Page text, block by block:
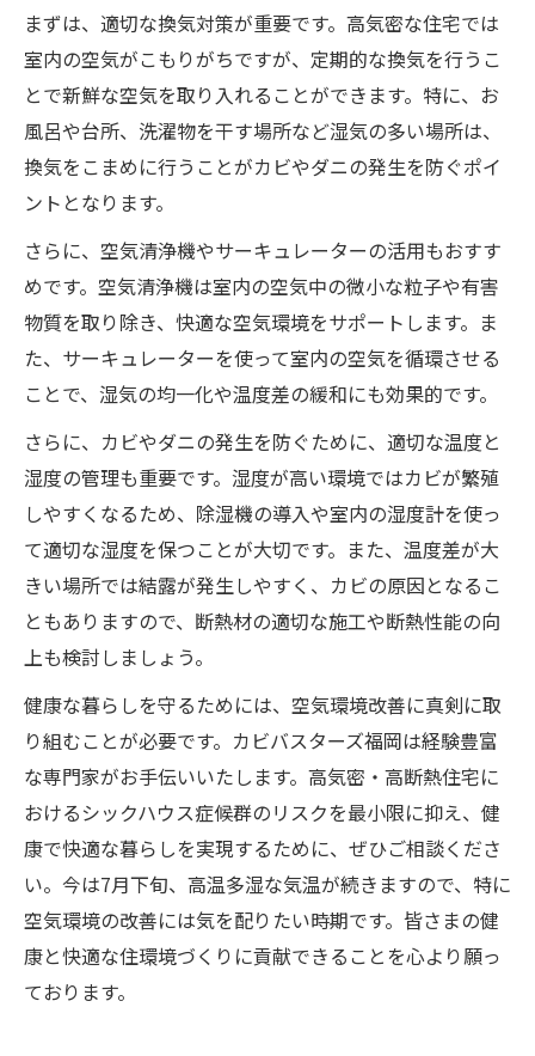
まずは、適切な換気対策が重要です。高気密な住宅では
室内の空気がこもりがちですが、定期的な換気を行うこ
とで新鮮な空気を取り入れることができます。特に、お
風呂や台所、洗濯物を干す場所など湿気の多い場所は、
換気をこまめに行うことがカビやダニの発生を防ぐポイ
ントとなります。
さらに、空気清浄機やサーキュレーターの活用もおすす
めです。空気清浄機は室内の空気中の微小な粒子や有害
物質を取り除き、快適な空気環境をサポートします。ま
た、サーキュレーターを使って室内の空気を循環させる
ことで、湿気の均一化や温度差の緩和にも効果的です。
さらに、カビやダニの発生を防ぐために、適切な温度と
湿度の管理も重要です。湿度が高い環境ではカビが繁殖
しやすくなるため、除湿機の導入や室内の湿度計を使っ
て適切な湿度を保つことが大切です。また、温度差が大
きい場所では結露が発生しやすく、カビの原因となるこ
ともありますので、断熱材の適切な施工や断熱性能の向
上も検討しましょう。
健康な暮らしを守るためには、空気環境改善に真剣に取
り組むことが必要です。カビバスターズ福岡は経験豊富
な専門家がお手伝いいたします。高気密・高断熱住宅に
おけるシックハウス症候群のリスクを最小限に抑え、健
康で快適な暮らしを実現するために、ぜひご相談くださ
い。今は7月下旬、高温多湿な気温が続きますので、特に
空気環境の改善には気を配りたい時期です。皆さまの健
康と快適な住環境づくりに貢献できることを心より願っ
ております。